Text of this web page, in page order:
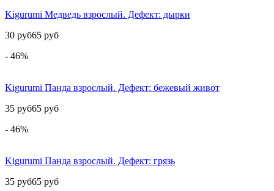
Kigurumi Медведь взрослый. Дефект: дырки
30 руб65 руб
- 46%
Kigurumi Панда взрослый. Дефект: бежевый живот
35 руб65 руб
- 46%
Kigurumi Панда взрослый. Дефект: грязь
35 руб65 руб